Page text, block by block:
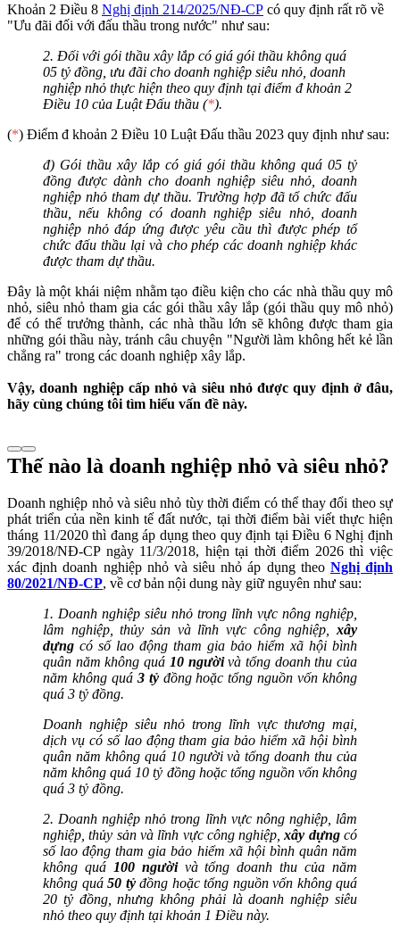
Khoản 2 Điều 8 Nghị định 214/2025/NĐ-CP có quy định rất rõ về
"Ưu đãi đối với đấu thầu trong nước" như sau:
2. Đối với gói thầu xây lắp có giá gói thầu không quá
05 tỷ đồng, ưu đãi cho doanh nghiệp siêu nhỏ, doanh
nghiệp nhỏ thực hiện theo quy định tại điểm đ khoản 2
Điều 10 của Luật Đấu thầu (*).
(*) Điểm đ khoản 2 Điều 10 Luật Đấu thầu 2023 quy định như sau:
đ) Gói thầu xây lắp có giá gói thầu không quá 05 tỷ
đồng được dành cho doanh nghiệp siêu nhỏ, doanh
nghiệp nhỏ tham dự thầu. Trường hợp đã tổ chức đấu
thầu, nếu không có doanh nghiệp siêu nhỏ, doanh
nghiệp nhỏ đáp ứng được yêu cầu thì được phép tổ
chức đấu thầu lại và cho phép các doanh nghiệp khác
được tham dự thầu.
Đây là một khái niệm nhằm tạo điều kiện cho các nhà thầu quy mô
nhỏ, siêu nhỏ tham gia các gói thầu xây lắp (gói thầu quy mô nhỏ)
để có thể trưởng thành, các nhà thầu lớn sẽ không được tham gia
những gói thầu này, tránh câu chuyện "Người làm không hết kẻ lần
chẳng ra" trong các doanh nghiệp xây lắp.
Vậy, doanh nghiệp cấp nhỏ và siêu nhỏ được quy định ở đâu,
hãy cùng chúng tôi tìm hiểu vấn đề này.
Thế nào là doanh nghiệp nhỏ và siêu nhỏ?
Doanh nghiệp nhỏ và siêu nhỏ tùy thời điểm có thể thay đổi theo sự
phát triển của nền kinh tế đất nước, tại thời điểm bài viết thực hiện
tháng 11/2020 thì đang áp dụng theo quy định tại Điều 6 Nghị định
39/2018/NĐ-CP ngày 11/3/2018, hiện tại thời điểm 2026 thì việc
xác định doanh nghiệp nhỏ và siêu nhỏ áp dụng theo Nghị định
80/2021/NĐ-CP, về cơ bản nội dung này giữ nguyên như sau:
1. Doanh nghiệp siêu nhỏ trong lĩnh vực nông nghiệp,
lâm nghiệp, thủy sản và lĩnh vực công nghiệp,xây
dựng có số lao động tham gia bảo hiểm xã hội bình
quân năm không quá 10 ngườivà tổng doanh thu của
năm không quá 3 tỷđồng hoặc tổng nguồn vốn không
quá 3 tỷ đồng.
Doanh nghiệp siêu nhỏ trong lĩnh vực thương mại,
dịch vụ có số lao động tham gia bảo hiểm xã hội bình
quân năm không quá 10 người và tổng doanh thu của
năm không quá 10 tỷ đồng hoặc tổng nguồn vốn không
quá 3 tỷ đồng.
2. Doanh nghiệp nhỏ trong lĩnh vực nông nghiệp, lâm
nghiệp, thủy sản và lĩnh vực công nghiệp,xây dựngcó
số lao động tham gia bảo hiểm xã hội bình quân năm
không quá 100 ngườivà tổng doanh thu của năm
không quá 50 tỷđồng hoặc tổng nguồn vốn không quá
20 tỷ đồng, nhưng không phải là doanh nghiệp siêu
nhỏ theo quy định tại khoản 1 Điều này.